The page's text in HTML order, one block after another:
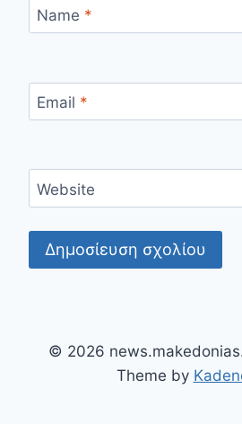
Name *
Email *
Website
© 2026
Theme by